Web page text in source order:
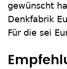
gewünscht
Denkfabrik
Für die sei